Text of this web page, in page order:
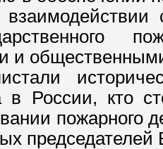
и
в России, кто
пожарного